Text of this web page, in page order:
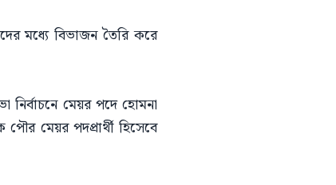
মধ্যে বিভাজন তৈরি করে
নির্বাচনে মেয়র পদে হোমনা
মেয়র পদপ্রার্থী হিসেবে